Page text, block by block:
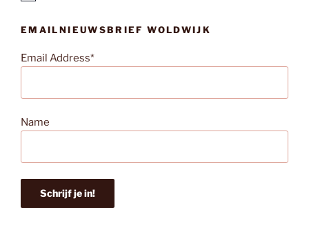
i
h
t
EMAILNIEUWSBRIEF WOLDWIJK
Email Address*
Name